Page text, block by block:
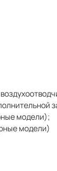
модели);
модели)